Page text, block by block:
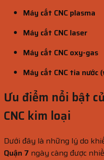
Máy cắt CNC plasma
Máy cắt CNC laser
Máy cắt CNC oxy-gas
Máy cắt CNC tia
Ưu điểm nổi bật
CNC kim loại
Dưới đây là những lý do
Quận 7 ngày càng được